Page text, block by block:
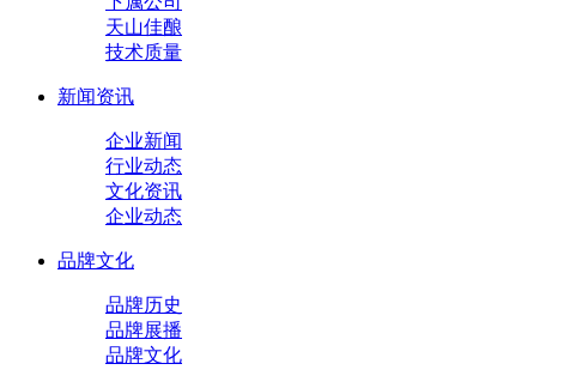
天山佳酿
技术质量
新闻资讯
企业新闻
行业动态
文化资讯
企业动态
品牌文化
品牌历史
品牌展播
品牌文化